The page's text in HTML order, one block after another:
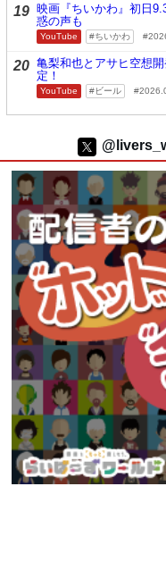
19 映画『ちいかわ』初日
惑の声も
YouTube ちいかわ
20 亀梨和也とアサヒ空想
定！
YouTube ビール